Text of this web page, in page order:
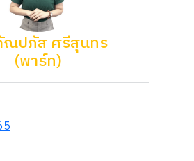
ปภัส ศรีสุนทร
(พาร์ท)